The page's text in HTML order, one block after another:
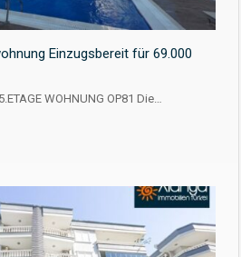
Einzugsbereit für 69.000
WOHNUNG OP81 Die…